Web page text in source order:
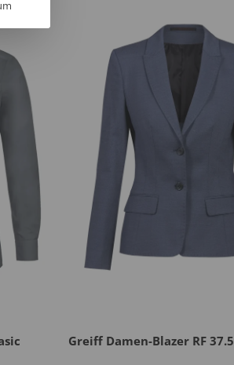
Greiff Damen-Blazer RF 37.5